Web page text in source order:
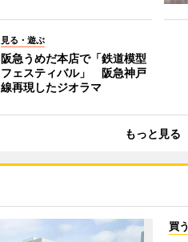
見る・遊ぶ
阪急うめだ本店で「鉄道模型
フェスティバル」 阪急神戸
線再現したジオラマ
もっと見る
買う